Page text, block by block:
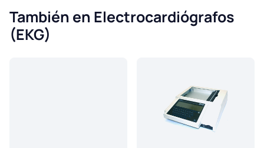
También en Electrocardiógrafos
(EKG)